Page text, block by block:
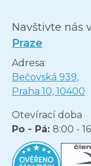
Navštivte nás
Praze
Adresa:
Bečovská 939,
Praha 10, 10400
Otevírací doba
Po - Pá: 8:00 -